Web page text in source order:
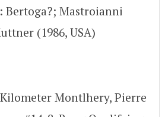
Bertoga?; Mastroianni
(1986, USA)
Kilometer Montlhery, Pierre